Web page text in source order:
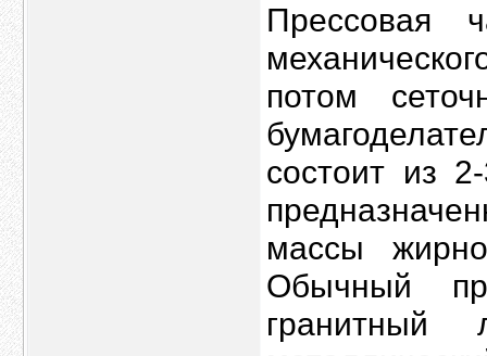
Прессовая
потом
состоит из
массы
Обычный